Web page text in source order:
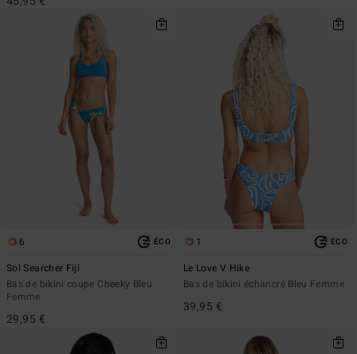
6 ÉCO
Sol Searcher Fiji
Bas de bikini coupe Cheeky Bleu
Femme
29,95 €
1 ÉCO
Le Love V Hike
Bas de bikini échancré Bleu Femme
39,95 €